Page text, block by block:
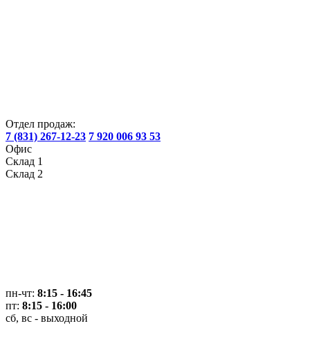
Отдел продаж:
7 (831) 267-12-23 7 920 006 93 53
Офис
Склад 1
Склад 2
пн-чт: 8:15 - 16:45
пт: 8:15 - 16:00
сб, вс - выходной